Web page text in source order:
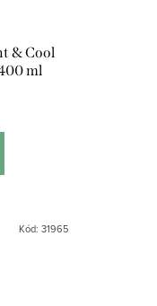
& Cool
ml
Kód: 31965